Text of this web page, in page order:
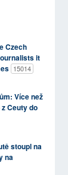
Czech
it
15014
Více než
Ceuty do
stoupl na
na